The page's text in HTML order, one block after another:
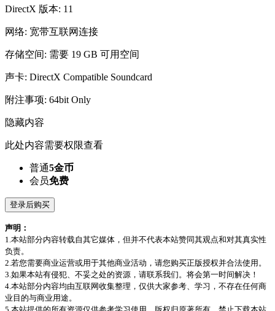
DirectX 版本: 11
网络: 宽带互联网连接
存储空间: 需要 19 GB 可用空间
声卡: DirectX Compatible Soundcard
附注事项: 64bit Only
隐藏内容
此处内容需要权限查看
普通5金币
会员免费
登录后购买
声明：
1.本站部分内容转载自其它媒体，但并不代表本站赞同其观点和对其真实性
负责。
2.若您需要商业运营或用于其他商业活动，请您购买正版授权并合法使用。
3.如果本站有侵犯、不妥之处的资源，请联系我们。将会第一时间解决！
4.本站部分内容均由互联网收集整理，仅供大家参考、学习，不存在任何商
业目的与商业用途。